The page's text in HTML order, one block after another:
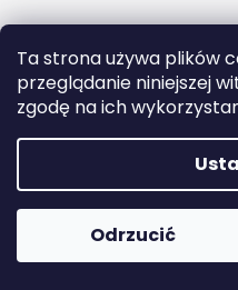
Ta strona używa plików
przeglądanie niniejszej
zgodę na ich
Odrzucić
l
e
c
a
m
y
SKIN79
BEBLESH
Copyright 2026
zastrzeżone.